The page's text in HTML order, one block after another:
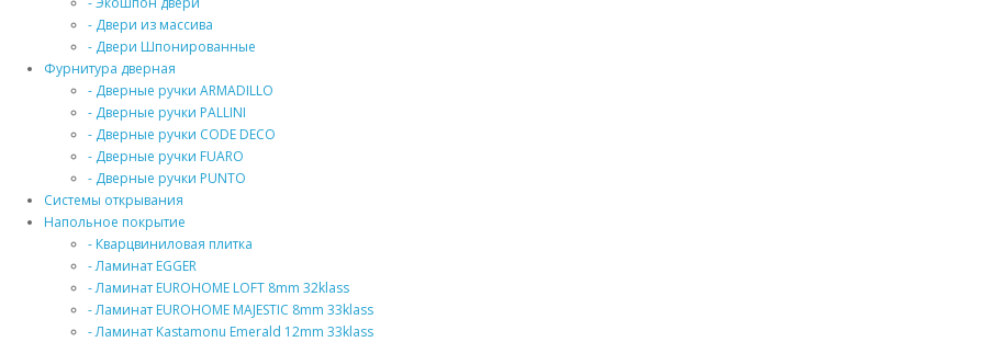
- Двери из массива
- Двери Шпонированные
Фурнитура дверная
- Дверные ручки ARMADILLO
- Дверные ручки PALLINI
- Дверные ручки CODE DECO
- Дверные ручки FUARO
- Дверные ручки PUNTO
Системы открывания
Напольное покрытие
- Кварцвиниловая плитка
- Ламинат EGGER
- Ламинат EUROHOME LOFT 8mm 32klass
- Ламинат EUROHOME MAJESTIC 8mm 33klass
- Ламинат Kastamonu Emerald 12mm 33klass